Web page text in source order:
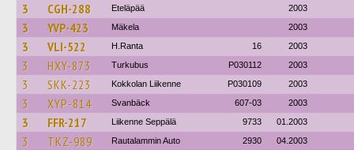
3 CGH-288 Eteläpää 2003
3 YVP-423 Mäkela 2003
3 VLI-522 H.Ranta 16 2003
3 HXY-873 Turkubus P030112 2003
3 SKK-223 Kokkolan Liikenne P030109 2003
3 XYP-814 Svanbäck 607-03 2003
3 FFR-217 Liikenne Seppälä 9733 01.2003
3 TKZ-989 Rautalammin Auto 2930 04.2003